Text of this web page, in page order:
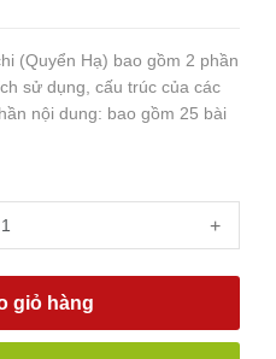
(Quyển Hạ) bao gồm 2 phần
sử dụng, cấu trúc của các
nội dung: bao gồm 25 bài
+
giỏ hàng